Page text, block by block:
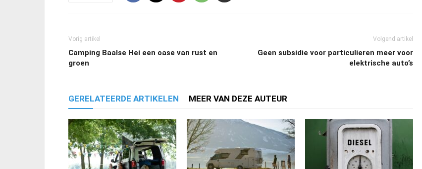
Vorig artikel
Camping Baalse Hei een oase van rust en
groen
Volgend artikel
Geen subsidie voor particulieren meer voor
elektrische auto’s
GERELATEERDE ARTIKELEN MEER VAN DEZE AUTEUR